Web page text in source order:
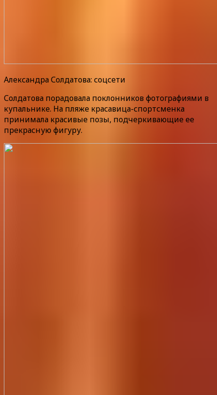
Александра Солдатова: соцсети
Солдатова порадовала поклонников фотографиями в
купальнике. На пляже красавица-спортсменка
принимала красивые позы, подчеркивающие ее
прекрасную фигуру.